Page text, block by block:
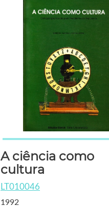
A ciência como
cultura
LT010046
1992